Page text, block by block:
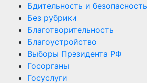
Бдительность и безопасность
Без рубрики
Благотворительность
Благоустройство
Выборы Президента РФ
Госорганы
Госуслуги